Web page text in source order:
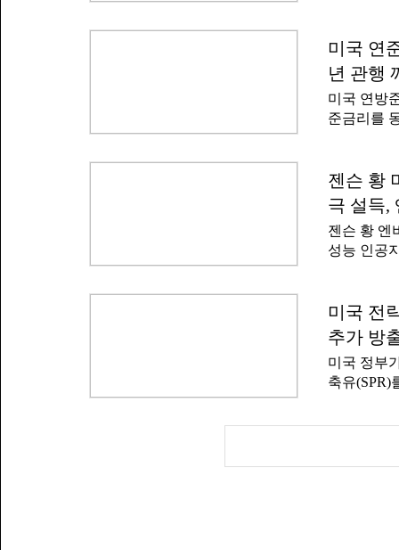
으로 분석
향의 이라
령은 29
것"이라고
소한 점도
레이머는
예정된 보
고 권고했
을 마감했
락한 수치
충격을 주
하는 보호
예수 기간
미국 연
년 관행
미국 연방
준금리를
금리 동결
물가 상승
시장에는
재 금융시
됐다. 미국
상태에서
번 회의에
결정할 가
상승 가능
젠슨 황
극 설득,
젠슨 황 엔
성능 인공
황에 더 중
CEO는 28
체적으로
프 정부가
내용이 포
한 규제 가
은 현재 미
미국 전
추가 방
미국 정부
축유(SPR)